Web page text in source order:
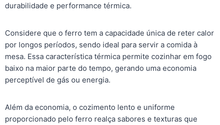
durabilidade e performance térmica.
Considere que o ferro tem a capacidade única de reter calor
por longos períodos, sendo ideal para servir a comida à
mesa. Essa característica térmica permite cozinhar em fogo
baixo na maior parte do tempo, gerando uma economia
perceptível de gás ou energia.
Além da economia, o cozimento lento e uniforme
proporcionado pelo ferro realça sabores e texturas que